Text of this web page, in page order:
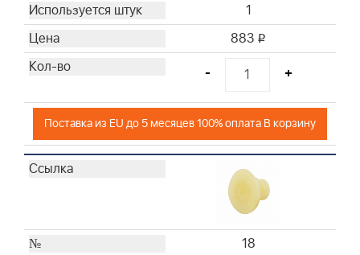
1
883 i
- +
Поставка из EU до 5 месяцев 100% оплата В корзину
18